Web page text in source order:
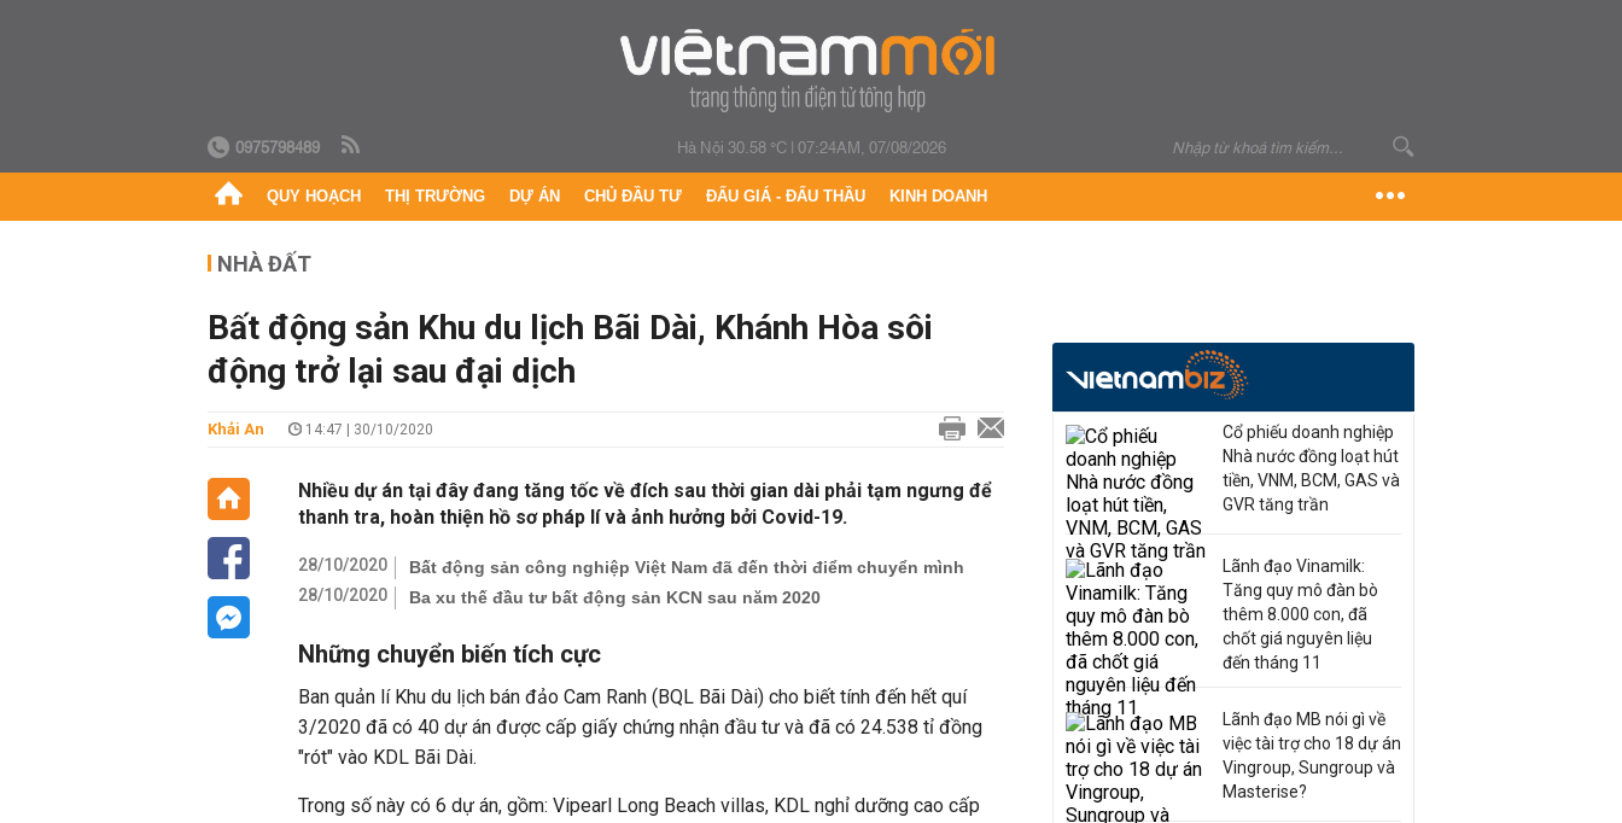
0975798489 Hà Nội 30.58 °C|07:24AM, 07/08/2026
QUY HOẠCH THỊ TRƯỜNG DỰ ÁN CHỦ ĐẦU TƯ ĐẤU GIÁ - ĐẤU THẦU KINH DOANH
NHÀ ĐẤT
Bất động sản Khu du lịch Bãi Dài, Khánh Hòa sôi
động trở lại sau đại dịch
Khải An 14:47 | 30/10/2020
Nhiều dự án tại đây đang tăng tốc về đích sau thời gian dài phải tạm ngưng để
thanh tra, hoàn thiện hồ sơ pháp lí và ảnh hưởng bởi Covid-19.
28/10/2020
Bất động sản công nghiệp Việt Nam đã đến thời điểm chuyển mình
28/10/2020
Ba xu thế đầu tư bất động sản KCN sau năm 2020
Những chuyển biến tích cực
Ban quản lí Khu du lịch bán đảo Cam Ranh (BQL Bãi Dài) cho biết tính đến hết quí
3/2020 đã có 40 dự án được cấp giấy chứng nhận đầu tư và đã có 24.538 tỉ đồng
"rót" vào KDL Bãi Dài.
Trong số này có 6 dự án, gồm: Vipearl Long Beach villas, KDL nghỉ dưỡng cao cấp
Cổ phiếu doanh nghiệp
Nhà nước đồng loạt hút
tiền, VNM, BCM, GAS và
GVR tăng trần
Lãnh đạo Vinamilk:
Tăng quy mô đàn bò
thêm 8.000 con, đã
chốt giá nguyên liệu
đến tháng 11
Lãnh đạo MB nói gì về
việc tài trợ cho 18 dự án
Vingroup, Sungroup và
Masterise?